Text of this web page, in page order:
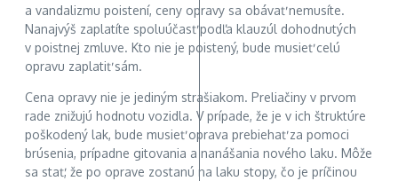
a vandalizmu poistení, ceny opravy sa obávať nemusíte.
Nanajvýš zaplatíte spoluúčasť podľa klauzúl dohodnutých
v poistnej zmluve. Kto nie je poistený, bude musieť celú
opravu zaplatiť sám.
Cena opravy nie je jediným strašiakom. Preliačiny v prvom
rade znižujú hodnotu vozidla. V prípade, že je v ich štruktúre
poškodený lak, bude musieť oprava prebiehať za pomoci
brúsenia, prípadne gitovania a nanášania nového laku. Môže
sa stať, že po oprave zostanú na laku stopy, čo je príčinou